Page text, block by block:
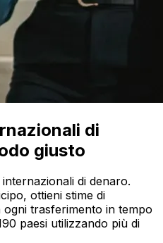
di
giusto
di denaro.
ottieni stime di
trasferimento in tempo
paesi utilizzando più di